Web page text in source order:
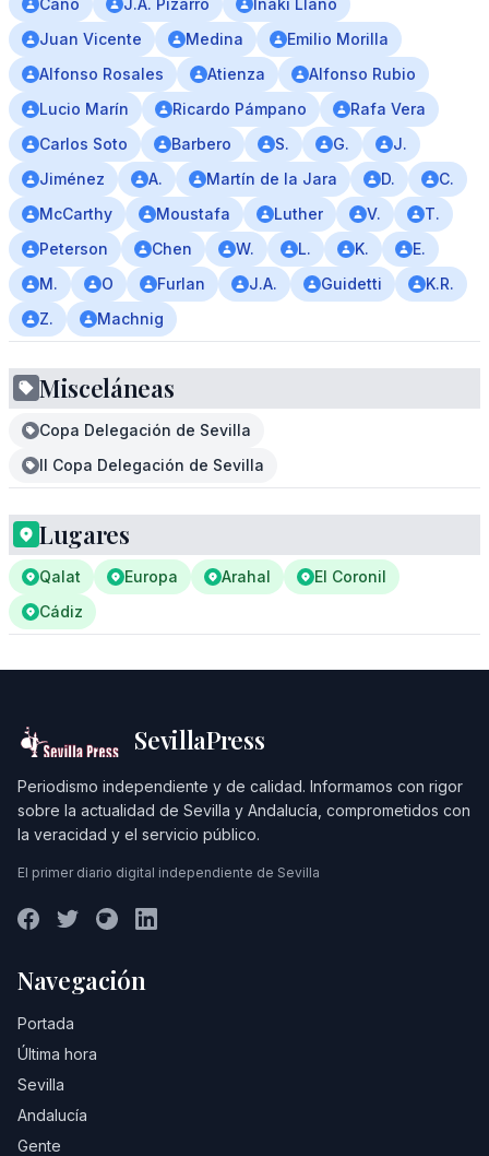
Cano
J.A. Pizarro
Iñaki Llano
Juan Vicente
Medina
Emilio Morilla
Alfonso Rosales
Atienza
Alfonso Rubio
Lucio Marín
Ricardo Pámpano
Rafa Vera
Carlos Soto
Barbero S. G.
J.
Jiménez
A. Martín de la Jara D.
C.
McCarthy
Moustafa Luther V.
T.
Peterson
Chen W. L. K.
E.
M.
O Furlan J.A. Guidetti
K.R.
Z.
Machnig
Misceláneas
Copa Delegación de Sevilla
II Copa Delegación de Sevilla
Lugares
Qalat Europa Arahal
El Coronil
Cádiz
SevillaPress
Periodismo independiente y de calidad. Informamos con rigor
sobre la actualidad de Sevilla y Andalucía, comprometidos con
la veracidad y el servicio público.
El primer diario digital independiente de Sevilla
Navegación
Portada
Última hora
Sevilla
Andalucía
Gente